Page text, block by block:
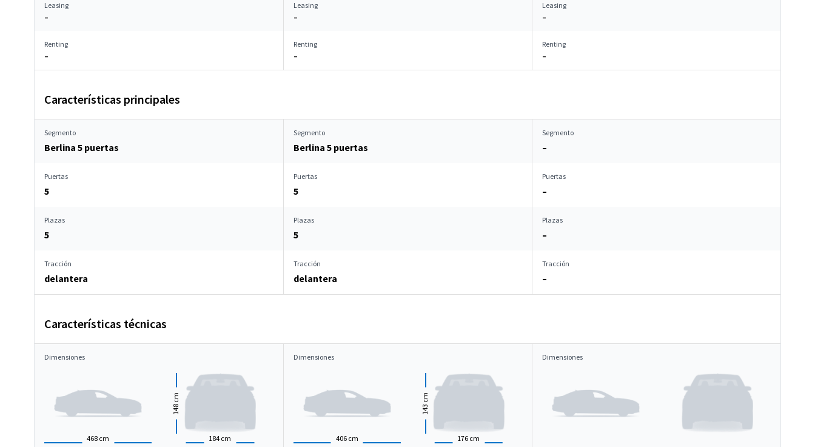
Leasing
–
Leasing
–
Leasing
–
Renting
–
Renting
–
Renting
–
Características principales
Segmento
Berlina 5 puertas
Segmento
Berlina 5 puertas
Segmento
–
Puertas
5
Puertas
5
Puertas
–
Plazas
5
Plazas
5
Plazas
–
Tracción
delantera
Tracción
delantera
Tracción
–
Características técnicas
Dimensiones
468 cm 184 cm
148
cm
Dimensiones
406 cm 176 cm
143
cm
Dimensiones